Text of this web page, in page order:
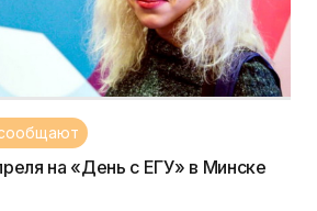
21 апреля на «День с ЕГУ» в Минске